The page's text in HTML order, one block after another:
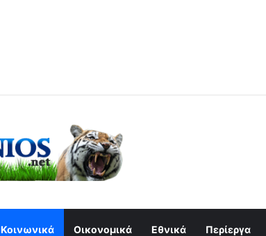
Κοινωνικά Οικονομικά Εθνικά Περίεργα